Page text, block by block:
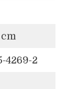
cm
4269-2